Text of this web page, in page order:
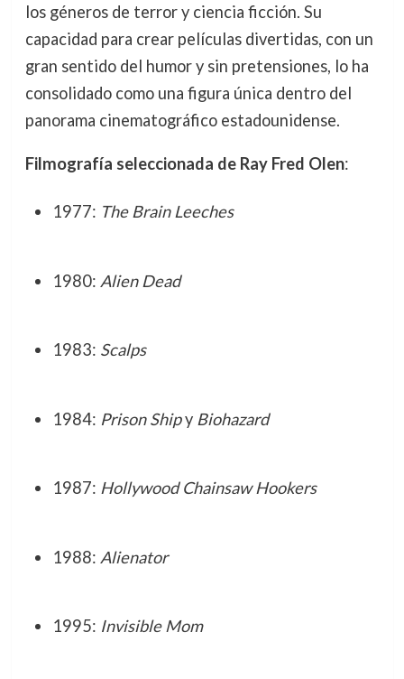
los géneros de terror y ciencia ficción. Su
capacidad para crear películas divertidas, con un
gran sentido del humor y sin pretensiones, lo ha
consolidado como una figura única dentro del
panorama cinematográfico estadounidense.
Filmografía seleccionada de Ray Fred Olen:
1977: The Brain Leeches
1980: Alien Dead
1983: Scalps
1984: Prison Shipy Biohazard
1987: Hollywood Chainsaw Hookers
1988: Alienator
1995: Invisible Mom